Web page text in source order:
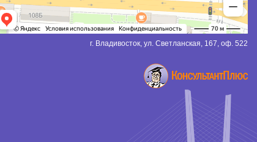
г. Владивосток, ул. Светланская, 167, оф. 522